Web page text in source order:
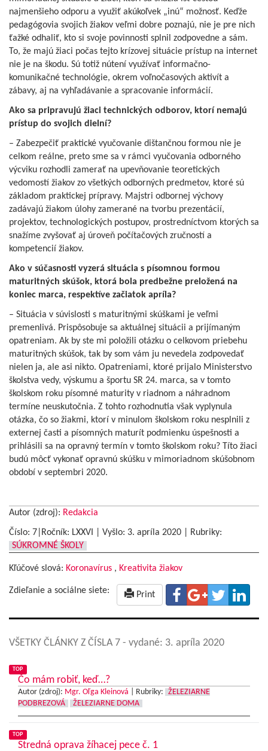
najmenšieho odporu a využiť akúkoľvek „inú“ možnosť. Keďže
pedagógovia svojich žiakov veľmi dobre poznajú, nie je pre nich
ťažké odhaliť, kto si svoje povinnosti splnil zodpovedne a sám.
To, že majú žiaci počas tejto krízovej situácie prístup na internet
nie je na škodu. Sú totiž nútení využívať informačno-
komunikačné technológie, okrem voľnočasových aktivít a
zábavy, aj na vyhľadávanie a spracovanie informácií.
Ako sa pripravujú žiaci technických odborov, ktorí nemajú
prístup do svojich dielní?
– Zabezpečiť praktické vyučovanie dištančnou formou nie je
celkom reálne, preto sme sa v rámci vyučovania odborného
výcviku rozhodli zamerať na upevňovanie teoretických
vedomostí žiakov zo všetkých odborných predmetov, ktoré sú
základom praktickej prípravy. Majstri odbornej výchovy
zadávajú žiakom úlohy zamerané na tvorbu prezentácií,
projektov, technologických postupov, prostredníctvom ktorých sa
snažíme zvyšovať aj úroveň počítačových zručností a
kompetencií žiakov.
Ako v súčasnosti vyzerá situácia s písomnou formou
maturitných skúšok, ktorá bola predbežne preložená na
koniec marca, respektíve začiatok apríla?
– Situácia v súvislosti s maturitnými skúškami je veľmi
premenlivá. Prispôsobuje sa aktuálnej situácii a prijímaným
opatreniam. Ak by ste mi položili otázku o celkovom priebehu
maturitných skúšok, tak by som vám ju nevedela zodpovedať
nielen ja, ale asi nikto. Opatreniami, ktoré prijalo Ministerstvo
školstva vedy, výskumu a športu SR 24. marca, sa v tomto
školskom roku písomné maturity v riadnom a náhradnom
termíne neuskutočnia. Z tohto rozhodnutia však vyplynula
otázka, čo so žiakmi, ktorí v minulom školskom roku nesplnili z
externej časti a písomných maturít podmienku úspešnosti a
prihlásili sa na opravný termín v tomto školskom roku? Títo žiaci
budú môcť vykonať opravnú skúšku v mimoriadnom skúšobnom
období v septembri 2020.
Autor (zdroj): Redakcia
Číslo: 7|Ročník: LXXVI | Vyšlo: 3. apríla 2020
Rubriky:
SÚKROMNÉ ŠKOLY
Kľúčové slová: Koronavírus , Kreativita žiakov
Zdieľanie a sociálne siete: Print
VŠETKY ČLÁNKY Z ČÍSLA 7 - vydané: 3. apríla 2020
TOP
Čo mám robiť, keď…?
Autor (zdroj): Mgr. Oľga Kleinová Rubriky:
ŽELEZIARNE
PODBREZOVÁ
ŽELEZIARNE DOMA
TOP
Stredná oprava žíhacej pece č. 1